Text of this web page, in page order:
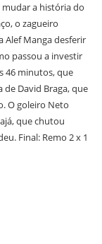
a história do
o zagueiro
Alef Manga desferir
passou a investir
46 minutos, que
David Braga, que
O goleiro Neto
que chutou
Final: Remo 2 x 1